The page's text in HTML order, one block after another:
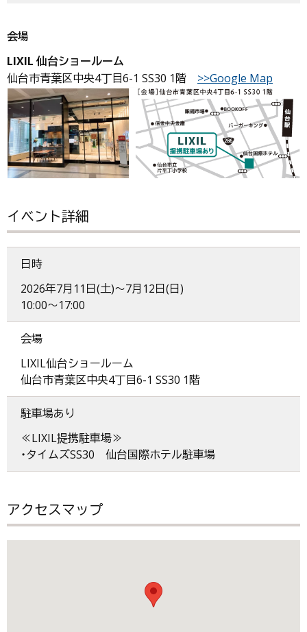
会場
LIXIL 仙台ショールーム
仙台市青葉区中央4丁目6-1 SS30 1階 >>Google Map
イベント詳細
日時
2026年7月11日(土)～7月12日(日)
10:00～17:00
会場
LIXIL仙台ショールーム
仙台市青葉区中央4丁目6-1 SS30 1階
駐車場あり
≪LIXIL提携駐車場≫
・タイムズSS30 仙台国際ホテル駐車場
アクセスマップ